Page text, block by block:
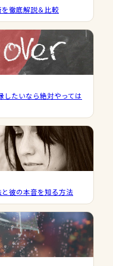
徹底解説＆比較
したいなら絶対やっては
彼の本音を知る方法